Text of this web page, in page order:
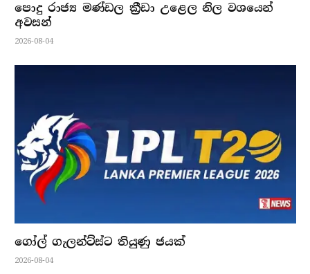
පොදු රාජ්‍ය මණ්ඩල ක්‍රීඩා උළෙල නිල වශයෙන්
අවසන්
2026-08-04
ගෝල් ගැලන්ට්ස්ට තියුණු ජයක්
2026-08-04